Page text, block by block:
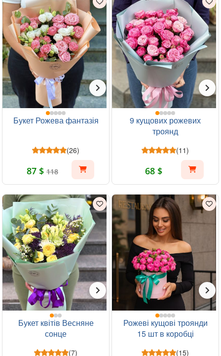
Букет Рожева фантазія
(26)
87 $ 118
9 кущових рожевих
троянд
(11)
68 $
Букет квітів Весняне
сонце
(7)
Рожеві кущові троянди
15 шт в коробці
(15)